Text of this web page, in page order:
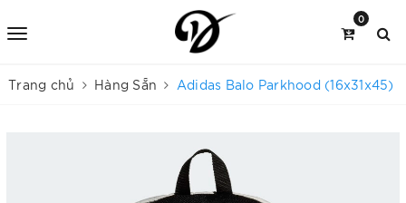
0
Trang chủ Hàng Sẵn Adidas Balo Parkhood (16x31x45)